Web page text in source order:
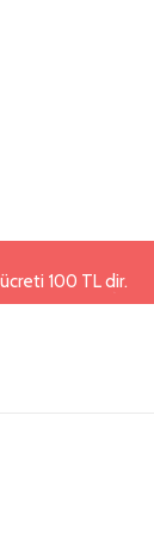
100 TL dir.